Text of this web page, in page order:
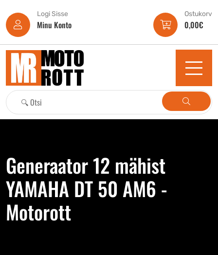
Logi Sisse
Minu Konto
Ostukorv
0,00€
Generaator 12 mähist
YAMAHA DT 50 AM6 -
Motorott